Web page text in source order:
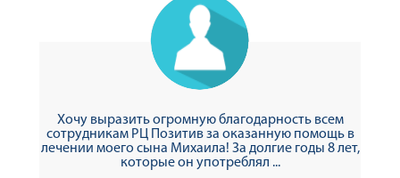
Хочу выразить огромную благодарность всем
сотрудникам РЦ Позитив за оказанную помощь в
лечении моего сына Михаила! За долгие годы 8 лет,
которые он употреблял ...